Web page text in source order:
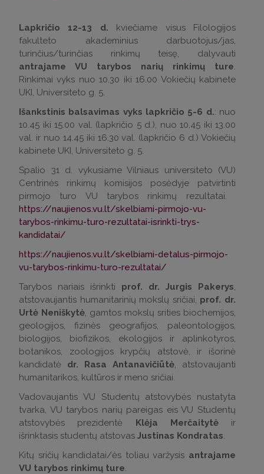
Lapkričio 12-13 d. kviečiame visus Filologijos
fakulteto akademinius darbuotojus/jas,
turinčius/turinčias rinkimų teisę, dalyvauti
antrajame VU tarybos narių rinkimų ture.
Rinkimai vyks nuo 10.30 iki 16.00 Vokiečių kabinete
UKI, Universiteto g. 5.
Išankstinis balsavimas vyks lapkričio 5-6 d.: nuo
10.45 iki 15.00 val. (lapkričio 5 d.), nuo 10.45 iki 13.00
val. ir nuo 14.45 iki 16.30 val. (lapkričio 6 d.) Vokiečių
kabinete UKI, Universiteto g. 5.
Spalio 31 d. vykusiame Vilniaus universiteto (VU)
Centrinės rinkimų komisijos posėdyje patvirtinti
pirmojo turo VU tarybos rinkimų rezultatai.
https://naujienos.vu.lt/skelbiami-pirmojo-vu-
tarybos-rinkimu-turo-rezultatai-isrinkti-trys-
kandidatai/
https://naujienos.vu.lt/skelbiami-detalus-pirmojo-
vu-tarybos-rinkimu-turo-rezultatai/
Tarybos nariais išrinkti prof. dr. Jurgis Pakerys,
atstovaujantis humanitarinių mokslų sričiai, prof. dr.
Urtė Neniškytė, gamtos mokslų srities biochemijos,
geologijos, fizinės geografijos, paleontologijos,
biologijos, biofizikos, ekologijos ir aplinkotyros,
botanikos, zoologijos krypčių atstovė, ir išorinė
kandidatė dr. Rasa Antanavičiūtė, atstovaujanti
humanitarikos, kultūros ir meno sričiai.
Vadovaujantis VU Studentų atstovybės nustatyta
tvarka, VU tarybos narių pareigas eis VU Studentų
atstovybės prezidentė Klėja Merčaitytėir
išrinktasis studentų atstovas Justinas Kondratas.
Kitų sričių kandidatai/ės toliau varžysis antrajame
VU tarybos rinkimų ture.